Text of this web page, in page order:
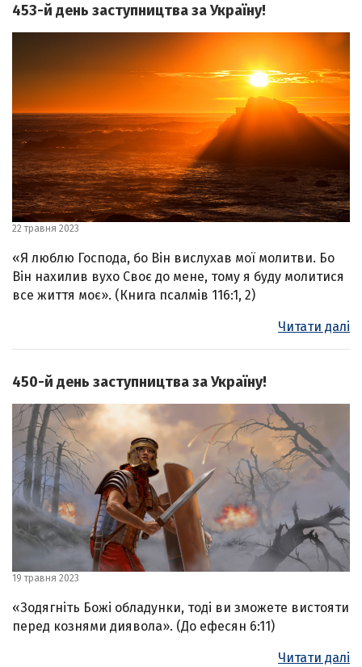
453-й день заступництва за Україну!
22 травня 2023
«Я люблю Господа, бо Він вислухав мої молитви. Бо
Він нахилив вухо Своє до мене, тому я буду молитися
все життя моє». (Книга псалмів 116:1, 2)
Читати далі
450-й день заступництва за Україну!
19 травня 2023
«Зодягніть Божі обладунки, тоді ви зможете вистояти
перед кознями диявола». (До ефесян 6:11)
Читати далі